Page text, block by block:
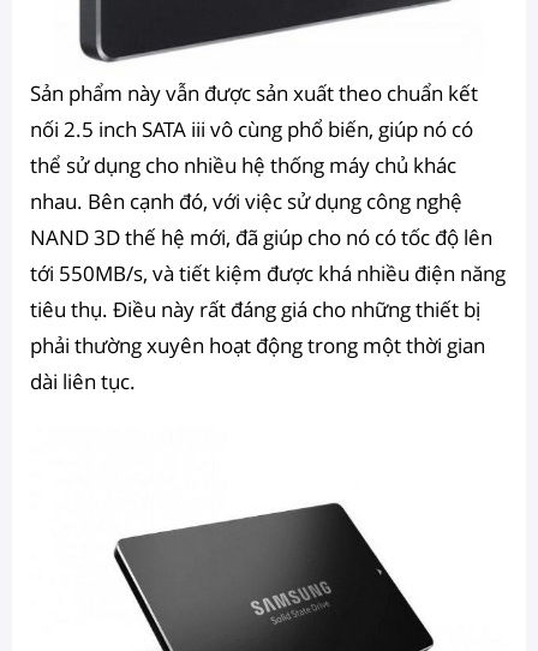
Sản phẩm này vẫn được sản xuất theo chuẩn kết
nối 2.5 inch SATA iii vô cùng phổ biến, giúp nó có
thể sử dụng cho nhiều hệ thống máy chủ khác
nhau. Bên cạnh đó, với việc sử dụng công nghệ
NAND 3D thế hệ mới, đã giúp cho nó có tốc độ lên
tới 550MB/s, và tiết kiệm được khá nhiều điện năng
tiêu thụ. Điều này rất đáng giá cho những thiết bị
phải thường xuyên hoạt động trong một thời gian
dài liên tục.